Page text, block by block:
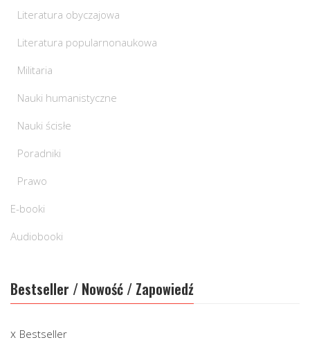
Literatura obyczajowa
Literatura popularnonaukowa
Militaria
Nauki humanistyczne
Nauki ścisłe
Poradniki
Prawo
E-booki
Audiobooki
Bestseller / Nowość / Zapowiedź
Bestseller